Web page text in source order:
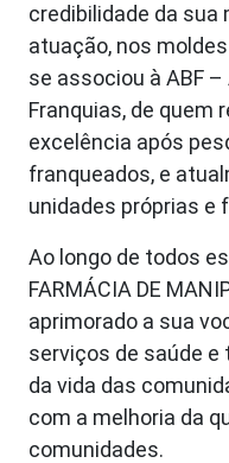
credibilidade da sua
atuação, nos
se associou à ABF
Franquias, de quem
excelência após
franqueados, e
unidades próprias e
Ao longo de todos
FARMÁCIA DE
aprimorado a sua
serviços de saúde
da vida das
com a melhoria da
comunidades.